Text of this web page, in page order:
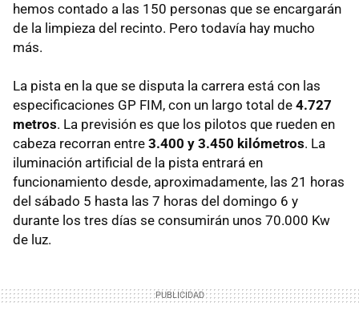
hemos contado a las 150 personas que se encargarán
de la limpieza del recinto. Pero todavía hay mucho
más.
La pista en la que se disputa la carrera está con las
especificaciones GP FIM, con un largo total de 4.727
metros. La previsión es que los pilotos que rueden en
cabeza recorran entre 3.400 y 3.450 kilómetros. La
iluminación artificial de la pista entrará en
funcionamiento desde, aproximadamente, las 21 horas
del sábado 5 hasta las 7 horas del domingo 6 y
durante los tres días se consumirán unos 70.000 Kw
de luz.